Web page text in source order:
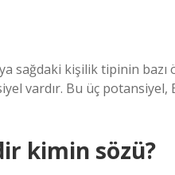
sağdaki kişilik tipinin
vardır. Bu üç potansiyel,
kimin sözü?